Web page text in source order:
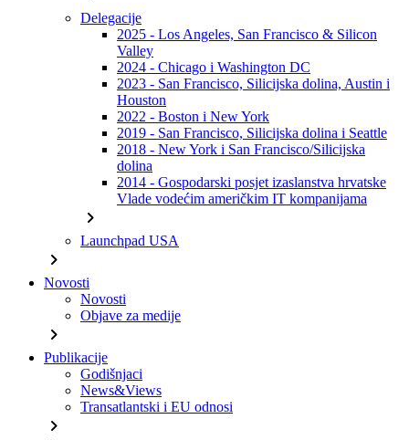
Delegacije
2025 - Los Angeles, San Francisco & Silicon
Valley
2024 - Chicago i Washington DC
2023 - San Francisco, Silicijska dolina, Austin i
Houston
2022 - Boston i New York
2019 - San Francisco, Silicijska dolina i Seattle
2018 - New York i San Francisco/Silicijska
dolina
2014 - Gospodarski posjet izaslanstva hrvatske
Vlade vodećim američkim IT kompanijama
chevron_right
Launchpad USA
chevron_right
Novosti
Novosti
Objave za medije
chevron_right
Publikacije
Godišnjaci
News&Views
Transatlantski i EU odnosi
chevron_right